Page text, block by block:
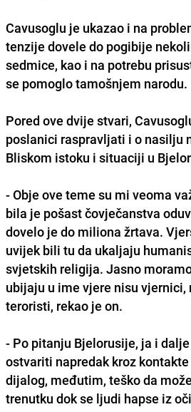
Cavusoglu je ukazao i na
tenzije dovele do pogibije
sedmice, kao i na potrebu
se pomoglo tamošnjem narodu.
Pored ove dvije stvari,
poslanici raspravljati i o nasilju
Bliskom istoku i situaciji u
- Obje ove teme su mi veoma
bila je pošast čovječanstva
dovelo je do miliona žrtava.
uvijek bili tu da ukaljaju
svjetskih religija. Jasno
ubijaju u ime vjere nisu vjernici,
teroristi, rekao je on.
- Po pitanju Bjelorusije, ja i
ostvariti napredak kroz
dijalog, međutim, teško da
trenutku dok se ljudi hapse iz